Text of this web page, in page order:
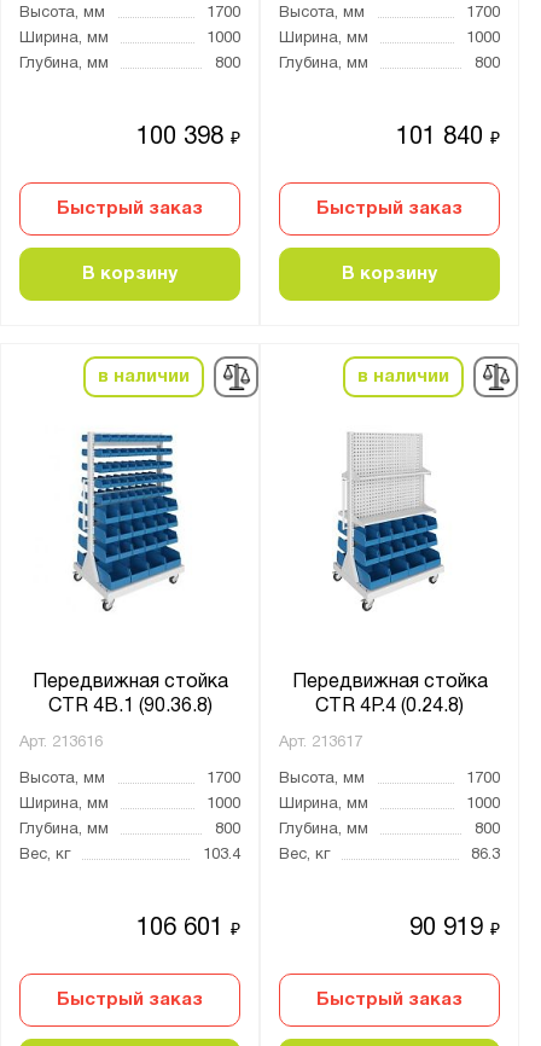
Высота, мм
1700
Ширина, мм
1000
Глубина, мм
800
100 398₽
Быстрый заказ
В корзину
Высота, мм
1700
Ширина, мм
1000
Глубина, мм
800
101 840₽
Быстрый заказ
В корзину
в наличии
Передвижная стойка
CTR 4B.1 (90.36.8)
Арт. 213616
Высота, мм
1700
Ширина, мм
1000
Глубина, мм
800
Вес, кг
103.4
106 601₽
Быстрый заказ
в наличии
Передвижная стойка
CTR 4P.4 (0.24.8)
Арт. 213617
Высота, мм
1700
Ширина, мм
1000
Глубина, мм
800
Вес, кг
86.3
90 919₽
Быстрый заказ
Сбросить